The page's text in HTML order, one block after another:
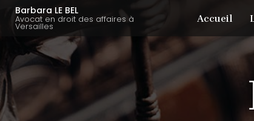
Aller
contenu
principal
Barbara LE BEL
Avocat en droit des affaires à
Versailles
Accueil